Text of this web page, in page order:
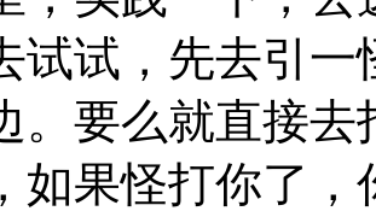
试试，先去引
。要么就直接
如果怪打你了